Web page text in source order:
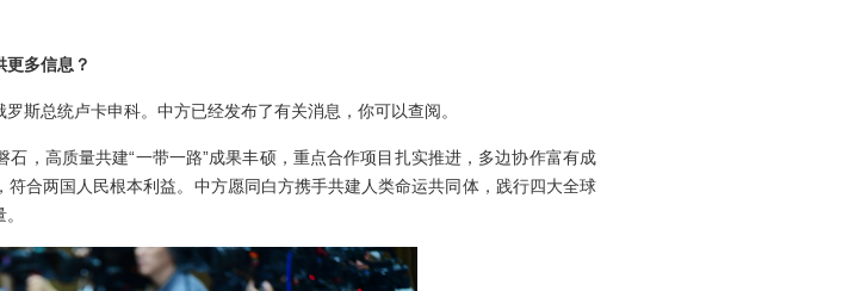
多信息？
斯总统卢卡申科。中方已经发布了有关消息，你可以查阅。
，高质量共建“一带一路”成果丰硕，重点合作项目扎实推进，多边协作富有成
合两国人民根本利益。中方愿同白方携手共建人类命运共同体，践行四大全球